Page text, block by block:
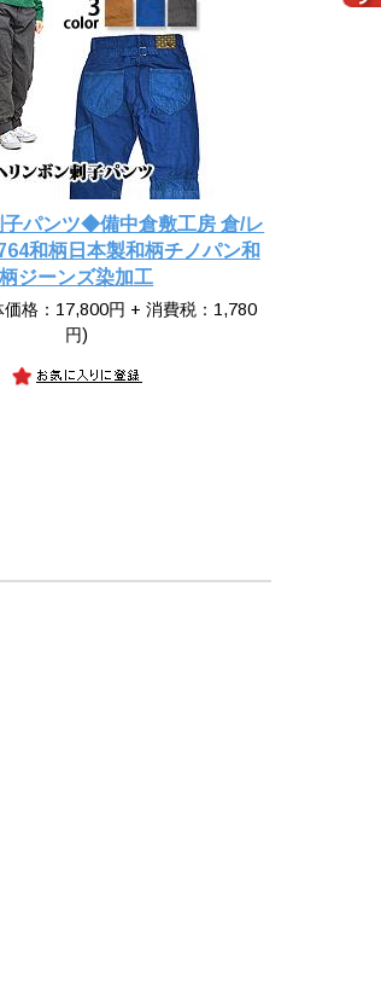
パンツ◆備中倉敷工房 倉/レ
和柄日本製和柄チノパン和
柄ジーンズ染加工
価格：17,800円 + 消費税：1,780
円)